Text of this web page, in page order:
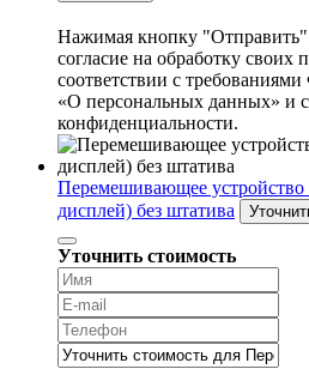
Нажимая кнопку "Отправить"
согласие на обработку своих
соответствии с
«О персональных данных» и
конфиденциальности.
Перемешивающее
дисплей) без штатива
Уточнить стоимость